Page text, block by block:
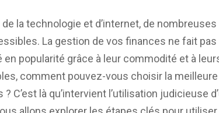
de la technologie et d’internet, de
La gestion de vos finances ne fait
en popularité grâce à leur commodité et à
comment pouvez-vous choisir la
C’est là qu’intervient l’utilisation judicieuse